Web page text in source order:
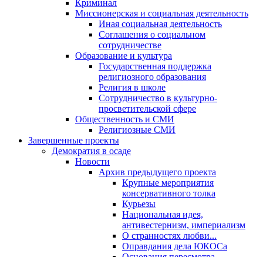
Криминал
Миссионерская и социальная деятельность
Иная социальная деятельность
Соглашения о социальном
сотрудничестве
Образование и культура
Государственная поддержка
религиозного образования
Религия в школе
Сотрудничество в культурно-
просветительской сфере
Общественность и СМИ
Религиозные СМИ
Завершенные проекты
Демократия в осаде
Новости
Архив предыдущего проекта
Крупные мероприятия
консервативного толка
Курьезы
Национальная идея,
антивестернизм, империализм
О странностях любви...
Оправдания дела ЮКОСа